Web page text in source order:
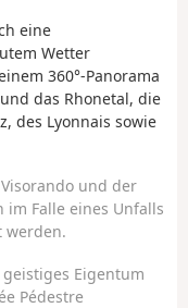
eine
Wetter
360°-Panorama
das Rhonetal, die
des Lyonnais sowie
und der
Falle eines Unfalls
werden.
Eigentum
Pédestre